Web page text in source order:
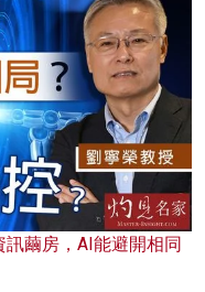
繭房，AI能避開相同